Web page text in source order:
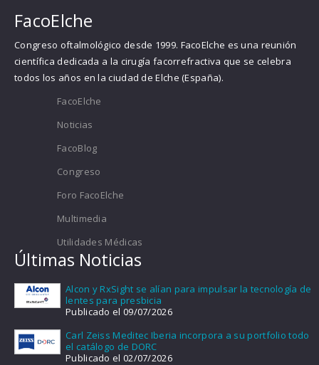
FacoElche
Congreso oftalmológico desde 1999. FacoElche es una reunión
científica dedicada a la cirugía facorrefractiva que se celebra
todos los años en la ciudad de Elche (España).
FacoElche
Noticias
FacoBlog
Congreso
Foro FacoElche
Multimedia
Utilidades Médicas
Últimas Noticias
Alcon y RxSight se alían para impulsar la tecnología de
lentes para presbicia
Publicado el 09/07/2026
Carl Zeiss Meditec Iberia incorpora a su portfolio todo
el catálogo de DORC
Publicado el 02/07/2026